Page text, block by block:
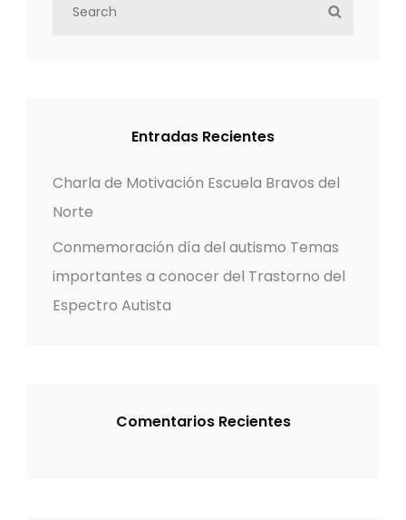
o
r
Entradas Recientes
Charla de Motivación Escuela Bravos del
Norte
Conmemoración día del autismo Temas
importantes a conocer del Trastorno del
Espectro Autista
Comentarios Recientes